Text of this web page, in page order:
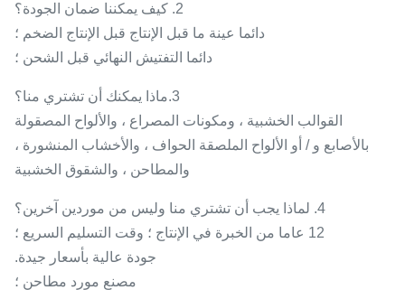
2. كيف يمكننا ضمان الجودة؟
دائما عينة ما قبل الإنتاج قبل الإنتاج الضخم ؛
دائما التفتيش النهائي قبل الشحن ؛
3.ماذا يمكنك أن تشتري منا؟
القوالب الخشبية ، ومكونات المصراع ، والألواح المصقولة
بالأصابع و / أو الألواح الملصقة الحواف ، والأخشاب المنشورة ،
والمطاحن ، والشقوق الخشبية
4. لماذا يجب أن تشتري منا وليس من موردين آخرين؟
12 عاما من الخبرة في الإنتاج ؛ وقت التسليم السريع ؛
جودة عالية بأسعار جيدة.
مصنع مورد مطاحن ؛